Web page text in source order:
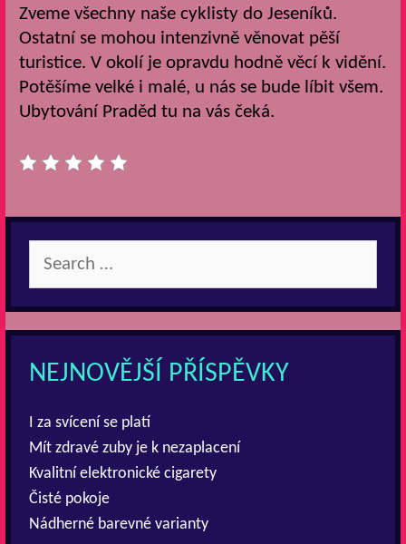
Zveme všechny naše cyklisty do Jeseníků.
Ostatní se mohou intenzivně věnovat pěší
turistice. V okolí je opravdu hodně věcí k vidění.
Potěšíme velké i malé, u nás se bude líbit všem.
Ubytování Praděd tu na vás čeká.
for:
NEJNOVĚJŠÍ PŘÍSPĚVKY
I za svícení se platí
Mít zdravé zuby je k nezaplacení
Kvalitní elektronické cigarety
Čisté pokoje
Nádherné barevné varianty